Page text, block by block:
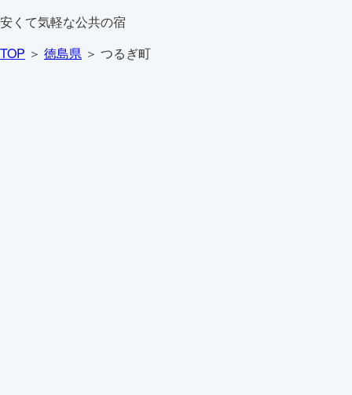
安くて気軽な公共の宿
TOP ＞ 徳島県 ＞ つるぎ町